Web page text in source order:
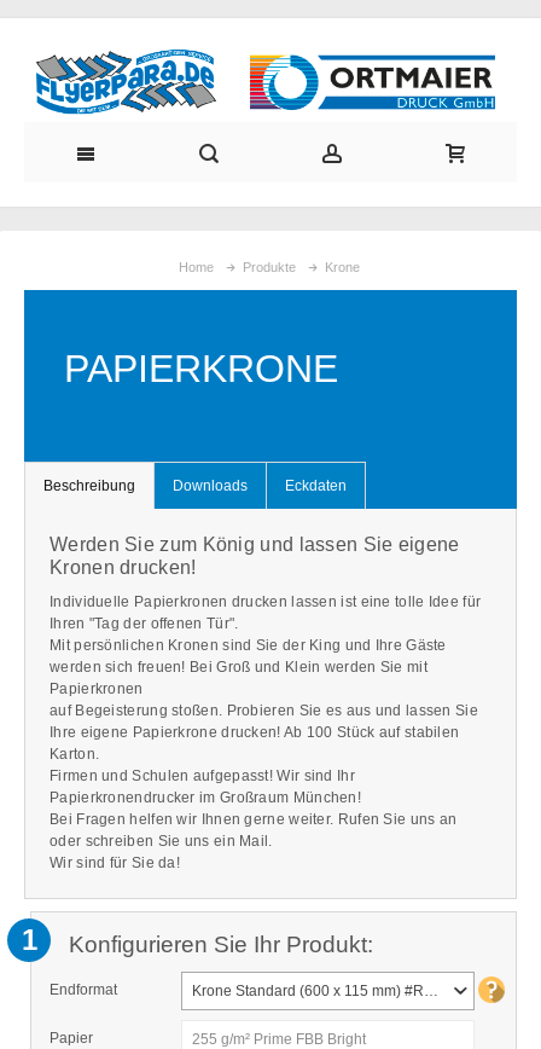
Home Produkte Krone
PAPIERKRONE
Beschreibung Downloads Eckdaten
Werden Sie zum König und lassen Sie eigene
Kronen drucken!
Individuelle Papierkronen drucken lassen ist eine tolle Idee für
Ihren "Tag der offenen Tür".
Mit persönlichen Kronen sind Sie der King und Ihre Gäste
werden sich freuen! Bei Groß und Klein werden Sie mit
Papierkronen
auf Begeisterung stoßen. Probieren Sie es aus und lassen Sie
Ihre eigene Papierkrone drucken! Ab 100 Stück auf stabilen
Karton.
Firmen und Schulen aufgepasst! Wir sind Ihr
Papierkronendrucker im Großraum München!
Bei Fragen helfen wir Ihnen gerne weiter. Rufen Sie uns an
oder schreiben Sie uns ein Mail.
Wir sind für Sie da!
1 Konfigurieren Sie Ihr Produkt:
Endformat Krone Standard (600 x 115 mm) #R-528
Papier 255 g/m² Prime FBB Bright